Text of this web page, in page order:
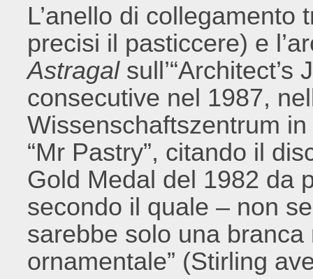
L’anello di
precisi il pasticcere) e
Astragalsull’“Architect’s
consecutive nel 1987,
Wissenschaftszentrum
“Mr Pastry”, citando il
Gold Medal del 1982 da
secondo il quale – non
sarebbe solo una
ornamentale” (Stirling